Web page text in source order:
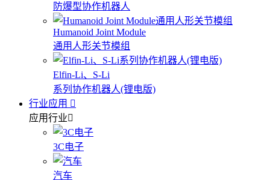
防爆型协作机器人
Humanoid Joint Module
通用人形关节模组
Elfin-Li、S-Li
系列协作机器人(锂电版)
行业应用
应用行业
3C电子
汽车